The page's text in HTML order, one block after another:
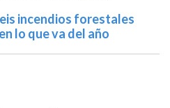
incendios forestales
lo que va del año